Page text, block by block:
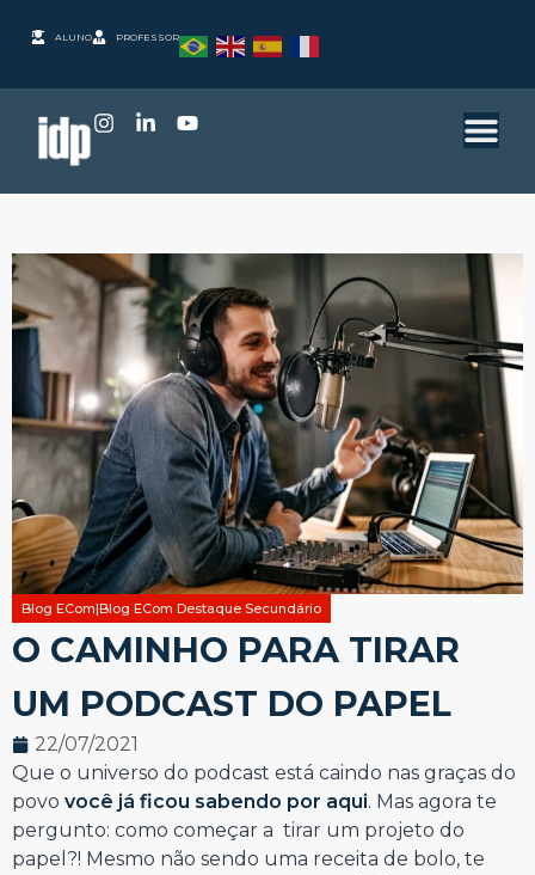
ALUNO PROFESSOR
Blog ECom|Blog ECom Destaque Secundário
O CAMINHO PARA TIRAR
UM PODCAST DO PAPEL
22/07/2021
Que o universo do podcast está caindo nas graças do
povo você já ficou sabendo por aqui. Mas agora te
pergunto: como começar a tirar um projeto do
papel?! Mesmo não sendo uma receita de bolo, te